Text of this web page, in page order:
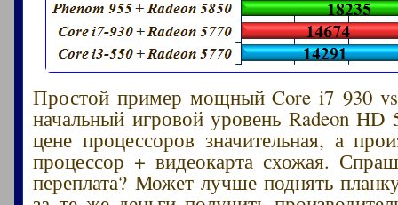
Простой пример мощный Core i7 930
начальный игровой уровень Radeon HD
цене процессоров значительная, а
процессор + видеокарта схожая.
переплата? Может лучше поднять